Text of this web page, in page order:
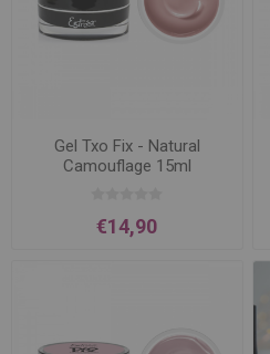
Gel Txo Fix - Natural
Camouflage 15ml
€14,90